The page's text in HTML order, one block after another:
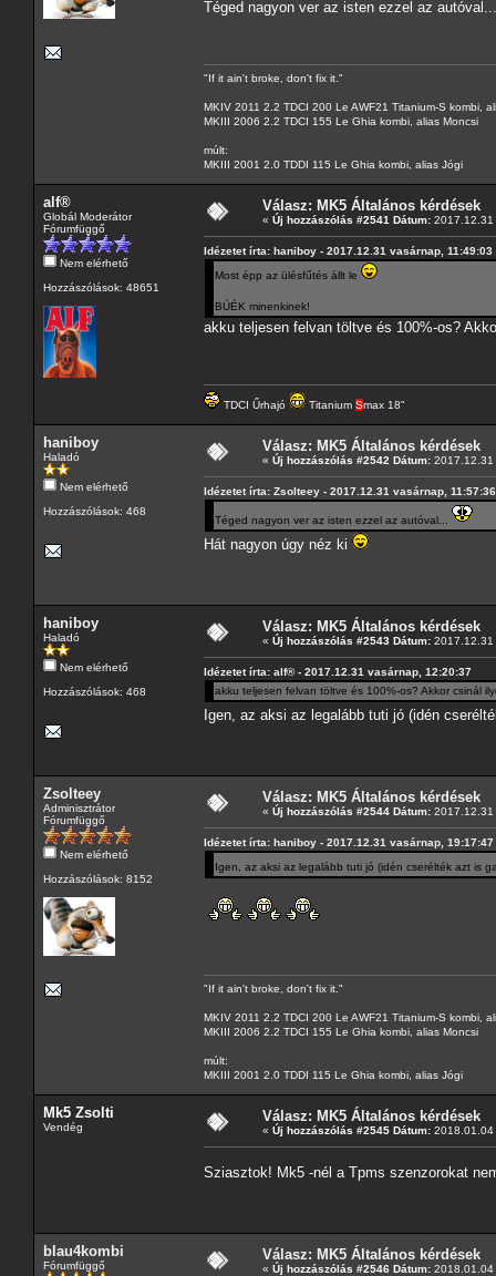
Téged nagyon ver az isten ezzel az
"If it ain't broke, don't fix it."
MKIV 2011 2.2 TDCI 200 Le AWF21 Titanium-S kombi,
MKIII 2006 2.2 TDCI 155 Le Ghia kombi, alias Moncsi
múlt:
MKIII 2001 2.0 TDDI 115 Le Ghia kombi, alias Jógi
alf®
Globál Moderátor
Fórumfüggő
Nem elérhető
Hozzászólások: 48651
Válasz: MK5 Általános kérdések
« Új hozzászólás #2541 Dátum:
Idézetet írta: haniboy - 2017.12.31 vasárnap, 11:49:03
Most épp az ülésfűtés állt le
BÚÉK minenkinek!
akku teljesen felvan töltve és 100%-os?
TDCI Űrhajó Titanium Smax 18"
haniboy
Haladó
Nem elérhető
Hozzászólások: 468
Válasz: MK5 Általános kérdések
« Új hozzászólás #2542 Dátum:
Idézetet írta: Zsolteey - 2017.12.31 vasárnap, 11:57:36
Téged nagyon ver az isten ezzel az autóval...
Hát nagyon úgy néz ki
haniboy
Haladó
Nem elérhető
Hozzászólások: 468
Válasz: MK5 Általános kérdések
« Új hozzászólás #2543 Dátum:
Idézetet írta: alf® - 2017.12.31 vasárnap, 12:20:37
akku teljesen felvan töltve és 100%-os? Akkor csinál
Igen, az aksi az legalább tuti jó (idén
Zsolteey
Adminisztrátor
Fórumfüggő
Nem elérhető
Hozzászólások: 8152
Válasz: MK5 Általános kérdések
« Új hozzászólás #2544 Dátum:
Idézetet írta: haniboy - 2017.12.31 vasárnap, 19:17:47
Igen, az aksi az legalább tuti jó (idén cserélték azt is
"If it ain't broke, don't fix it."
MKIV 2011 2.2 TDCI 200 Le AWF21 Titanium-S kombi,
MKIII 2006 2.2 TDCI 155 Le Ghia kombi, alias Moncsi
múlt:
MKIII 2001 2.0 TDDI 115 Le Ghia kombi, alias Jógi
Mk5 Zsolti
Vendég
Válasz: MK5 Általános kérdések
« Új hozzászólás #2545 Dátum: 2018.01.04
Sziasztok! Mk5 -nél a Tpms szenzorokat
blau4kombi
Fórumfüggő
Válasz: MK5 Általános kérdések
« Új hozzászólás #2546 Dátum: 2018.01.04